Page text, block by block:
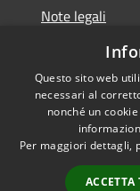
Note legali
Dichiarazione
Accessibilità
Questo sito web
necessari al
nonché un
Per maggiori dettagli,
ACCETTA